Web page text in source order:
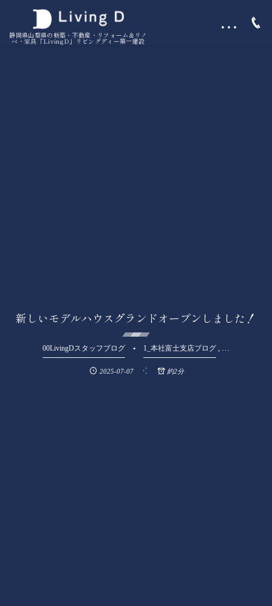
静岡県山梨県の新築・不動産・リフォーム＆リノ
ベ・家具「LivingD」リビングディー第一建設
…
新しいモデルハウスグランドオープンしました！
00LivingDスタッフブログ 1_本社富士支店ブログ
2025-07-07 約2分